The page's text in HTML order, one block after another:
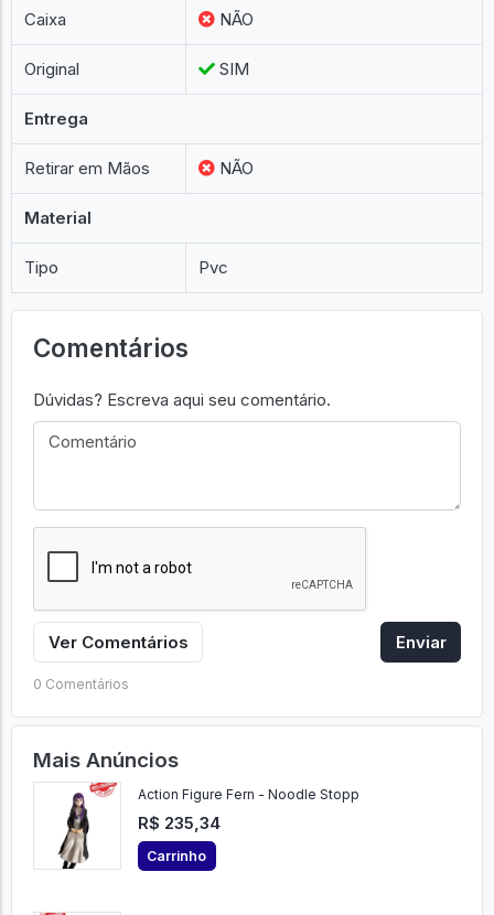
Caixa NÃO
Original SIM
Entrega
Retirar em Mãos NÃO
Material
Tipo Pvc
Comentários
Dúvidas? Escreva aqui seu comentário.
Ver Comentários Enviar
0 Comentários
Mais Anúncios
Action Figure Fern - Noodle Stopp
R$ 235,34
Carrinho